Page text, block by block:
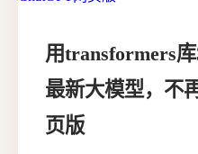
用transformers
最新大模型，不
页版